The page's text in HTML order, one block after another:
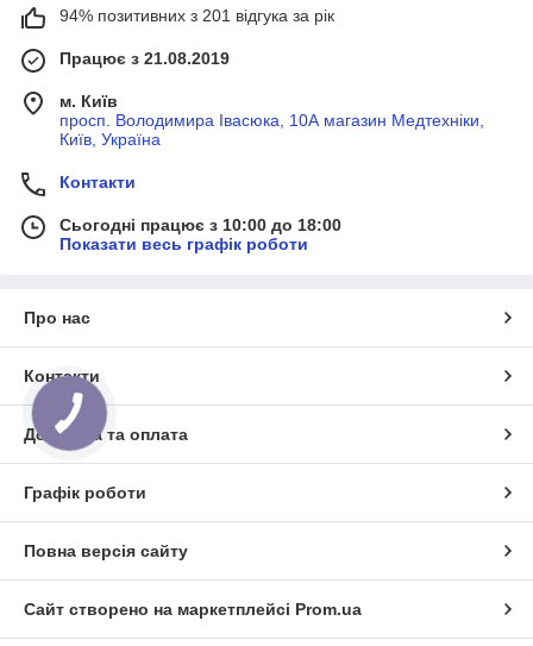
94% позитивних з 201 відгука за рік
Працює з 21.08.2019
м. Київ
просп. Володимира Івасюка, 10А магазин Медтехніки,
Київ, Україна
Контакти
Сьогодні працює з 10:00 до 18:00
Показати весь графік роботи
Про нас
Контакти
Доставка та оплата
Графік роботи
Повна версія сайту
Сайт створено на маркетплейсі Prom.ua